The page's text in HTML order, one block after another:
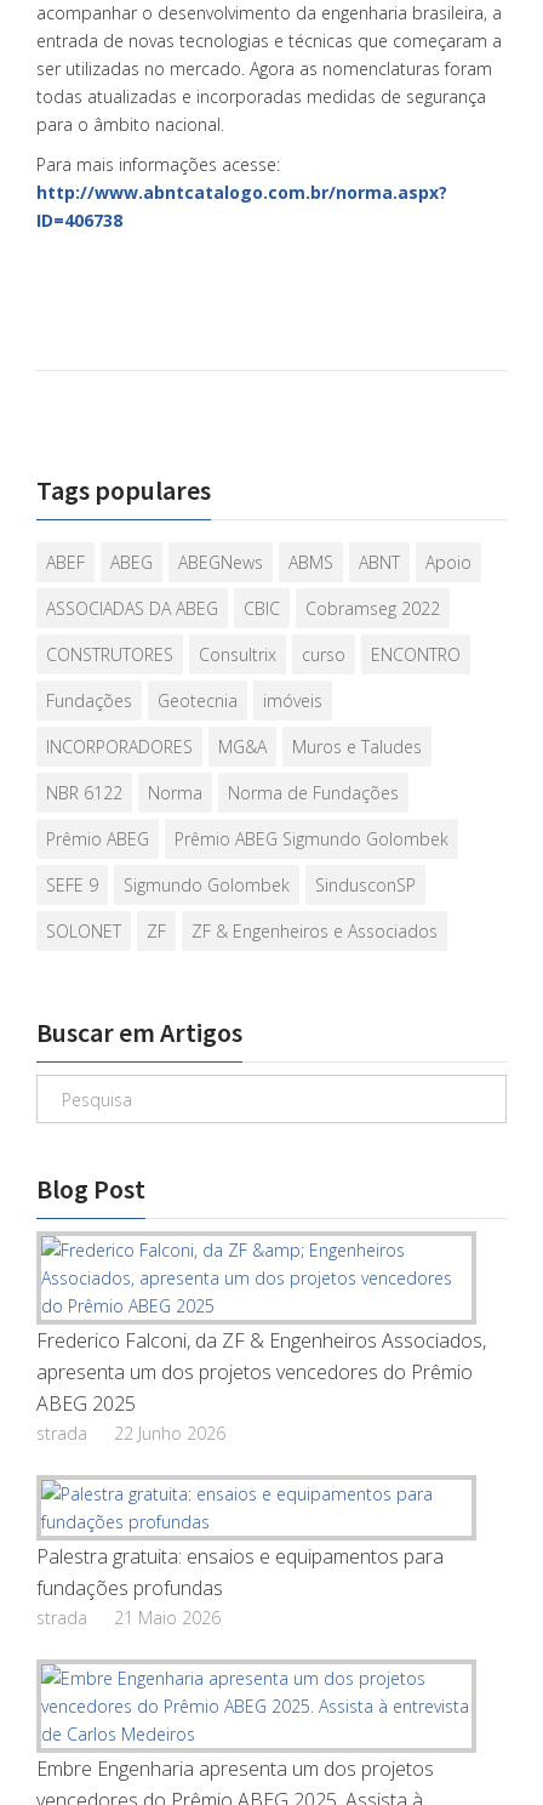
acompanhar o desenvolvimento da engenharia brasileira, a
entrada de novas tecnologias e técnicas que começaram a
ser utilizadas no mercado. Agora as nomenclaturas foram
todas atualizadas e incorporadas medidas de segurança
para o âmbito nacional.
Para mais informações acesse:
http://www.abntcatalogo.com.br/norma.aspx?
ID=406738
Tags populares
ABEF ABEG ABEGNews ABMS ABNT
Apoio
ASSOCIADAS DA ABEG
CBIC
Cobramseg 2022
CONSTRUTORES
Consultrix curso
ENCONTRO
Fundações
Geotecnia
imóveis
INCORPORADORES
MG&A
Muros e Taludes
NBR 6122
Norma
Norma de Fundações
Prêmio ABEG
Prêmio ABEG Sigmundo Golombek
SEFE 9
Sigmundo Golombek
SindusconSP
SOLONET
ZF ZF & Engenheiros e Associados
Buscar em Artigos
Blog Post
Frederico Falconi, da ZF & Engenheiros Associados,
apresenta um dos projetos vencedores do Prêmio
ABEG 2025
strada 22 Junho 2026
Palestra gratuita: ensaios e equipamentos para
fundações profundas
strada 21 Maio 2026
Embre Engenharia apresenta um dos projetos